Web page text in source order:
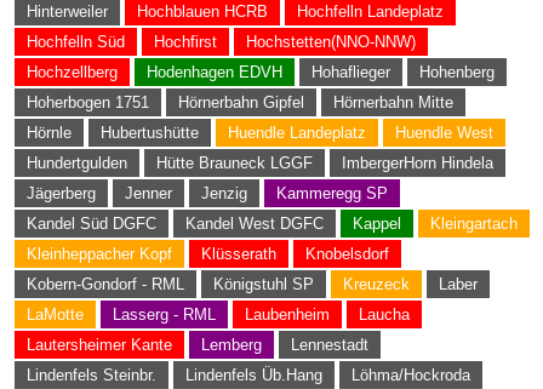
Hinterweiler
Hochblauen HCRB
Hochfelln Landeplatz
Hochfelln Süd
Hochfirst
Hochstetten(NNO-NNW)
Hochzellberg
Hodenhagen EDVH Hohaflieger
Hohenberg
Hoherbogen 1751
Hörnerbahn Gipfel
Hörnerbahn Mitte
Hörnle
Hubertushütte Huendle Landeplatz
Huendle West
Hundertgulden
Hütte Brauneck LGGF
ImbergerHorn Hindela
Jägerberg
Jenner Jenzig
Kammeregg SP
Kandel Süd DGFC
Kandel West DGFC Kappel
Kleingartach
Kleinheppacher Kopf
Klüsserath
Knobelsdorf
Kobern-Gondorf - RML
Königstuhl SP Kreuzeck
Laber
LaMotte
Lasserg - RML Laubenheim
Laucha
Lautersheimer Kante
Lemberg
Lennestadt
Lindenfels Steinbr.
Lindenfels Üb.Hang
Löhma/Hockroda